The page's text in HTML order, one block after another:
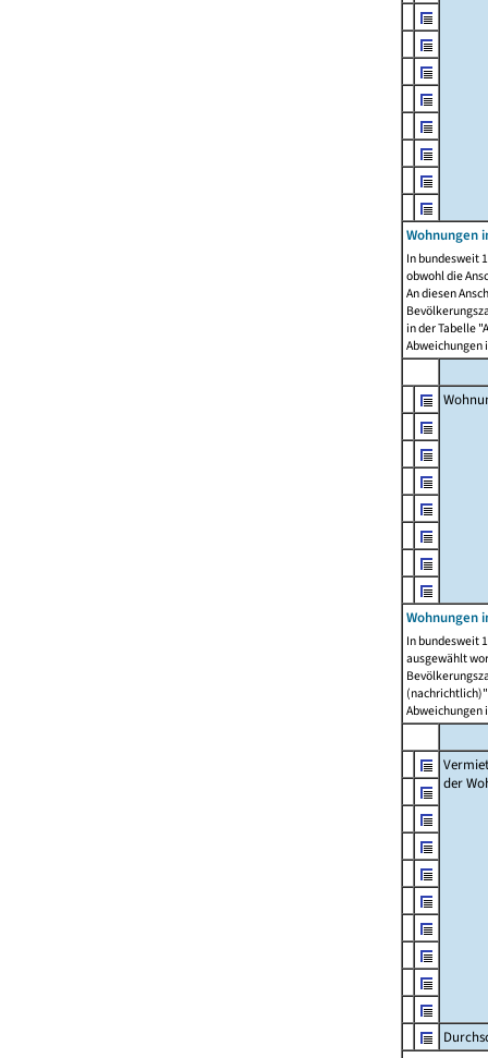
Wohnungen
In bundesweit
obwohl die
An diesen
in der Tabelle
Abweichungen
Wohnungen
In bundesweit
ausgewählt
Abweichungen
der